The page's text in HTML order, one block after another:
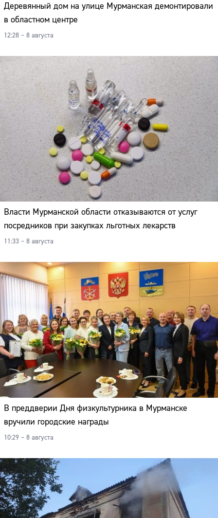
Деревянный дом на улице Мурманская демонтировали
в областном центре
12:28 – 8 августа
Власти Мурманской области отказываются от услуг
посредников при закупках льготных лекарств
11:33 – 8 августа
В преддверии Дня физкультурника в Мурманске
вручили городские награды
10:29 – 8 августа